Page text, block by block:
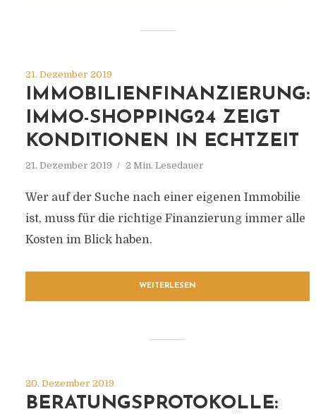
21. Dezember 2019
IMMOBILIENFINANZIERUNG:
IMMO-SHOPPING24 ZEIGT
KONDITIONEN IN ECHTZEIT
21. Dezember 2019 2 Min. Lesedauer
Wer auf der Suche nach einer eigenen Immobilie
ist, muss für die richtige Finanzierung immer alle
Kosten im Blick haben.
WEITERLESEN
20. Dezember 2019
BERATUNGSPROTOKOLLE: